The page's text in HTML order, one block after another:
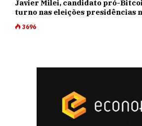
Javier Milei, candidato pró-
turno nas eleições presidências
3696